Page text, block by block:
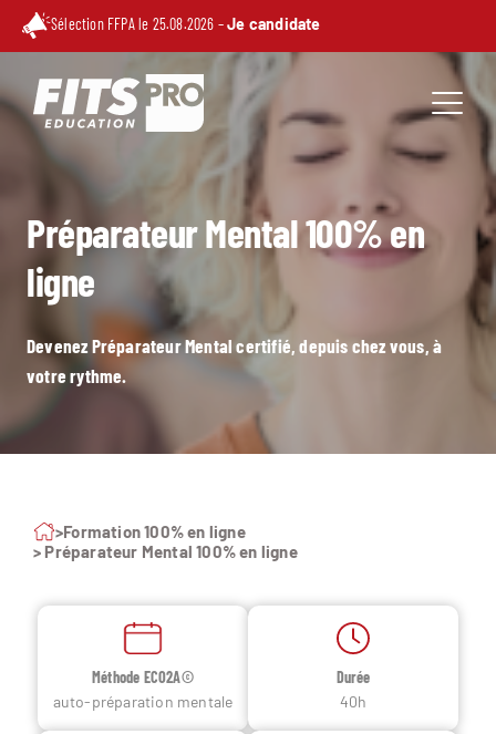
Sélection FFPA le 25.08.2026 –Je candidate
Préparateur Mental 100% en
ligne
Devenez Préparateur Mental certifié, depuis chez vous, à
votre rythme.
>Formation 100% en ligne
> Préparateur Mental 100% en ligne
Méthode ECO2A©
auto-préparation mentale
Durée
40h